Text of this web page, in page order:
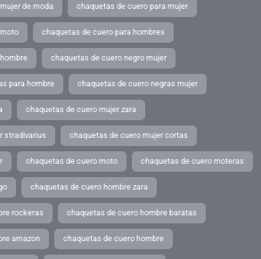
de moda chaquetas de cuero para mujer
chaquetas de cuero para hombres
chaquetas de cuero negro mujer
para hombre chaquetas de cuero negras mujer
chaquetas de cuero mujer zara
stradivarius chaquetas de cuero mujer cortas
chaquetas de cuero moto chaquetas de cuero moteras
chaquetas de cuero hombre zara
rockeras chaquetas de cuero hombre baratas
amazon chaquetas de cuero hombre